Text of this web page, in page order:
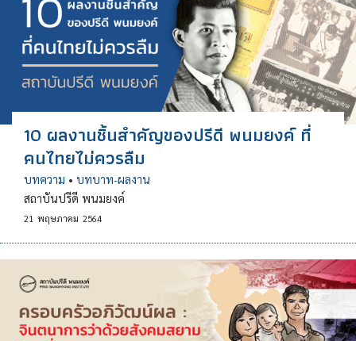
10 ผลงานชิ้นสำคัญของปรีดี พนมยงค์ ที่
คนไทยไม่ควรลืม
บทความ • บทบาท-ผลงาน
สถาบันปรีดี พนมยงค์
21 พฤษภาคม 2564